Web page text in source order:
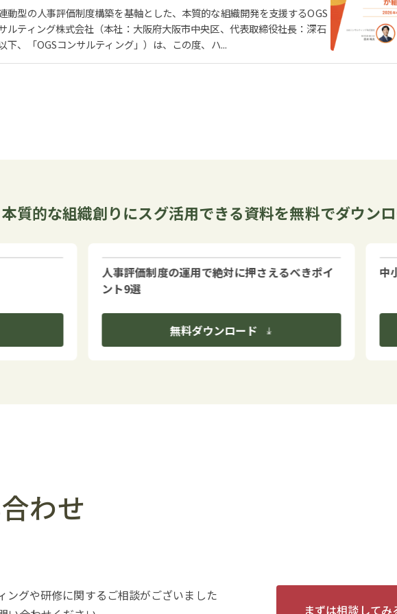
動型の人事評価制度構築を基軸とした、本質的な組織開発を支援するOGS
ルティング株式会社（本社：大阪府大阪市中央区、代表取締役社長：深石
下、「OGSコンサルティング」）は、この度、ハ...
本質的な組織創りにスグ活用できる資料を無料でダウンロ
人事評価制度の運用で絶対に押さえるべきポイ
ント9選
無料ダウンロード
中
わせ
ングや研修に関するご相談がございました
まずは相談してみ